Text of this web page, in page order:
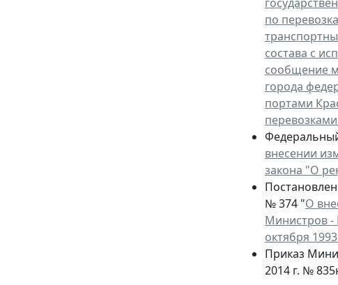
по
состава с
сообщение
города
портами
внесении
закона "О
№ 374 "О
Министров -
октября
Приказ
2014 г. №